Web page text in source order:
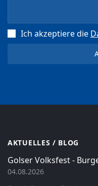
Ich akzeptiere die
AKTUELLES / BLOG
Golser Volksfest -
04.08.2026